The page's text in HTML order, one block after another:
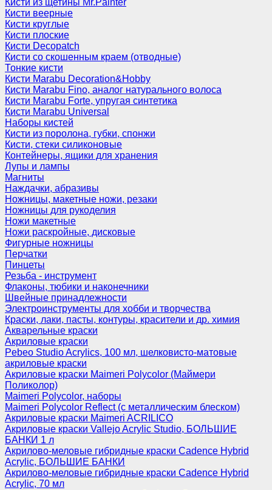
Кисти из щетины Mr.Painter
Кисти веерные
Кисти круглые
Кисти плоские
Кисти Decopatch
Кисти со скошенным краем (отводные)
Тонкие кисти
Кисти Marabu Decoration&Hobby
Кисти Marabu Fino, аналог натурального волоса
Кисти Marabu Forte, упругая синтетика
Кисти Marabu Universal
Наборы кистей
Кисти из поролона, губки, спонжи
Кисти, стеки силиконовые
Контейнеры, ящики для хранения
Лупы и лампы
Магниты
Наждачки, абразивы
Ножницы, макетные ножи, резаки
Ножницы для рукоделия
Ножи макетные
Ножи раскройные, дисковые
Фигурные ножницы
Перчатки
Пинцеты
Резьба - инструмент
Флаконы, тюбики и наконечники
Швейные принадлежности
Электроинструменты для хобби и творчества
Краски, лаки, пасты, контуры, красители и др. химия
Акварельные краски
Акриловые краски
Pebeo Studio Acrylics, 100 мл, шелковисто-матовые
акриловые краски
Акриловые краски Maimeri Polycolor (Маймери
Поликолор)
Maimeri Polycolor, наборы
Maimeri Polycolor Reflect (с металлическим блеском)
Акриловые краски Maimeri ACRILICO
Акриловые краски Vallejo Acrylic Studio, БОЛЬШИЕ
БАНКИ 1 л
Акрилово-меловые гибридные краски Cadence Hybrid
Acrylic, БОЛЬШИЕ БАНКИ
Акрилово-меловые гибридные краски Cadence Hybrid
Acrylic, 70 мл